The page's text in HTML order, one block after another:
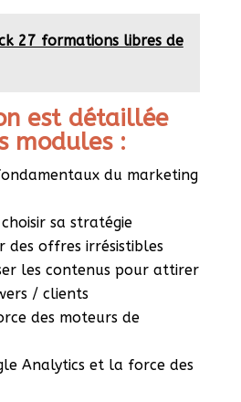
27 formations libres de
est détaillée
modules :
du marketing
sa stratégie
des offres irrésistibles
les contenus pour attirer
/ clients
des moteurs de
Analytics et la force des